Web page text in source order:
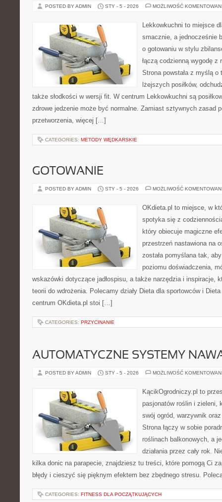
POSTED BY ADMIN STY - 5 - 2026 MOŻLIWOŚĆ
Lekkowkuchni to miejsce
smacznie, a jednocześnie
o gotowaniu w stylu
łączą codzienną wygodę
Strona powstała z myślą
lżejszych posiłków,
także słodkości w wersji fit. W centrum Lekkowkuchni są
zdrowe jedzenie może być normalne. Zamiast sztywnych zasad
przetworzenia, więcej […]
CATEGORIES: METODY WĘDKARSKIE
GOTOWANIE
POSTED BY ADMIN STY - 5 - 2026 MOŻLIWOŚĆ
OKdieta.pl to miejsce, w
spotyka się z
który obiecuje magiczne
przestrzeń nastawiona na
została pomyślana tak,
poziomu doświadczenia,
wskazówki dotyczące jadłospisu, a także narzędzia i inspiracje,
teorii do wdrożenia. Polecamy działy Dieta dla sportowców i
centrum OKdieta.pl stoi […]
CATEGORIES: PRZYCINANIE
AUTOMATYCZNE SYSTEMY
POSTED BY ADMIN STY - 5 - 2026 MOŻLIWOŚĆ
KącikOgrodniczy.pl to
pasjonatów roślin i zieleni,
swój ogród, warzywnik
Strona łączy w sobie
roślinach balkonowych, a
działania przez cały rok.
kilka donic na parapecie, znajdziesz tu treści, które pomogą Ci
błędy i cieszyć się pięknym efektem bez zbędnego stresu.
CATEGORIES: FITNESS DLA POCZĄTKUJĄCYCH